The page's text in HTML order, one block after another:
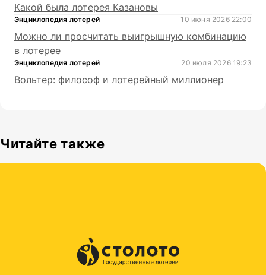
Какой была лотерея Казановы
Энциклопедия лотерей 10 июня 2026 22:00
Можно ли просчитать выигрышную комбинацию
в лотерее
Энциклопедия лотерей 20 июля 2026 19:23
Вольтер: философ и лотерейный миллионер
Читайте также